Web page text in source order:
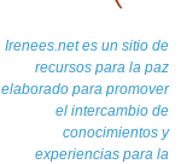
Irenees.net es un sitio de
recursos para la paz
elaborado para promover
el intercambio de
conocimientos y
experiencias para la